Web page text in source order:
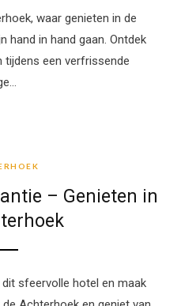
waar genieten in de
hand in hand gaan. Ontdek
tijdens een verfrissende
– Genieten in
sfeervolle hotel en maak